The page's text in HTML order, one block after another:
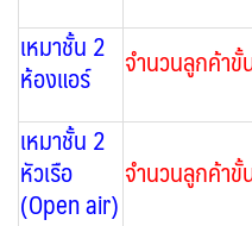
เหมาชั้น 2
ห้องแอร์ จำนวนลูกค้าขั้
เหมาชั้น 2
หัวเรือ
(Open air)
จำนวนลูกค้า